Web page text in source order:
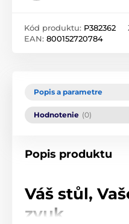
Kód produktu: P382362
EAN: 800152720784
Popis a parametre
Hodnotenie (0)
Popis produktu
Váš stůl,
zvuk